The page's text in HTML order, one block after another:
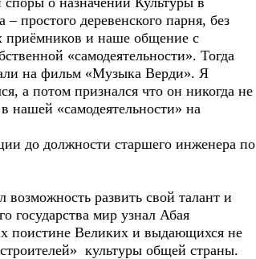
простого деревенского парня, без
приёмников и наше общение с
«самодеятельности». Тогда
на фильм «Музыка Верди». Я
а потом признался что он никогда не
«самодеятельности» на
до должности старшего инженера по
развить свой талант и
государства мир узнал Абая
поистине Великих и выдающихся не
культуры общей страны.